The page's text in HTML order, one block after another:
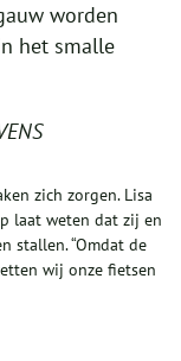
worden
het smalle
zich zorgen. Lisa
laat weten dat zij en
stallen. “Omdat de
wij onze fietsen